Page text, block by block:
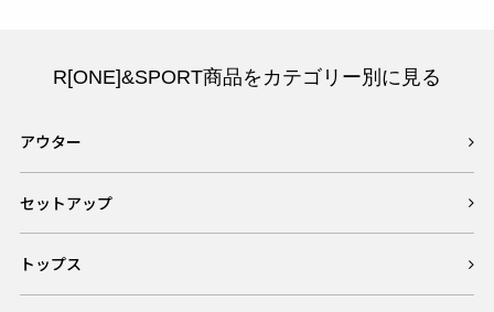
R[ONE]&SPORT商品をカテゴリー別に見る
アウター
セットアップ
トップス